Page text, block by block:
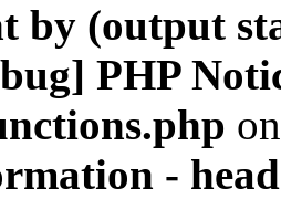
by (output
PHP
-